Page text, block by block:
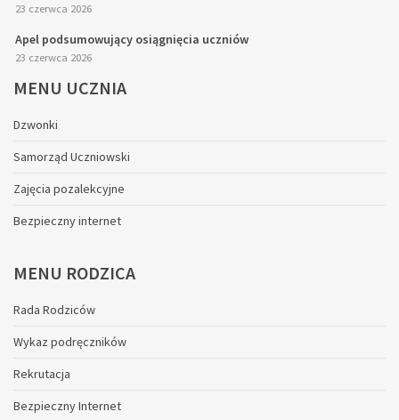
23 czerwca 2026
Apel podsumowujący osiągnięcia uczniów
23 czerwca 2026
MENU UCZNIA
Dzwonki
Samorząd Uczniowski
Zajęcia pozalekcyjne
Bezpieczny internet
MENU RODZICA
Rada Rodziców
Wykaz podręczników
Rekrutacja
Bezpieczny Internet